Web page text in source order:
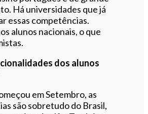
Há universidades que já
essas competências.
alunos nacionais, o que
dos alunos
em Setembro, as
são sobretudo do Brasil,